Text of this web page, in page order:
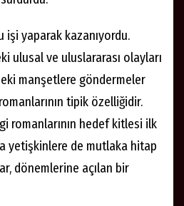
işi yaparak kazanıyordu.
ulusal ve uluslararası olayları
manşetlere göndermeler
tipik özelliğidir.
romanlarının hedef kitlesi ilk
yetişkinlere de mutlaka hitap
dönemlerine açılan bir